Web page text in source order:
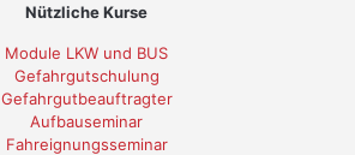
Nützliche Kurse
Module LKW und BUS
Gefahrgutschulung
Gefahrgutbeauftragter
Aufbauseminar
Fahreignungsseminar